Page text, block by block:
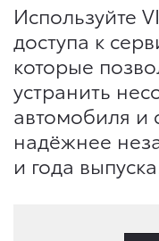
Используйте
доступа к
которые
устранить
автомобиля и
надёжнее
и года выпуска.